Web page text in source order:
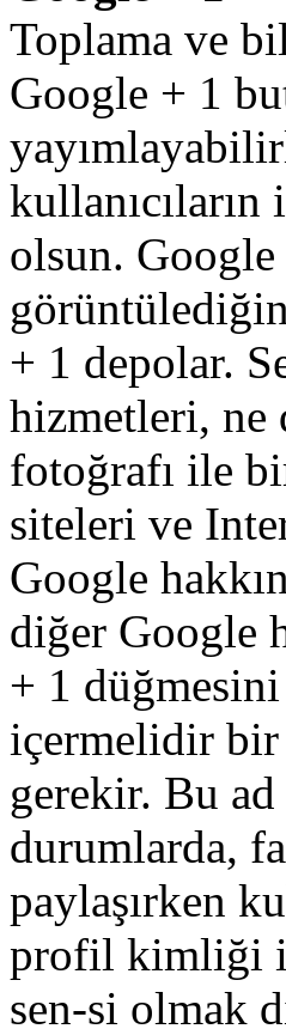
Toplama ve
Google + 1
kullanıcıların
olsun. Google
+ 1 depolar.
hizmetleri, ne
fotoğrafı ile
siteleri ve
Google
diğer Google
+ 1 düğmesini
içermelidir bir
gerekir. Bu ad
durumlarda,
paylaşırken
profil kimliği
sen-si olmak